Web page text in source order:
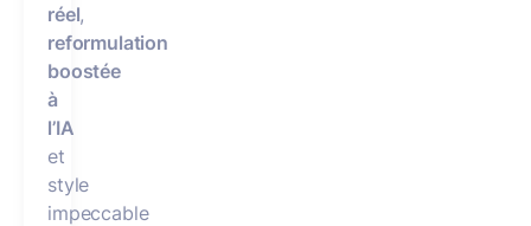
réel,
reformulation
boostée
à
l’IA
et
style
impeccable